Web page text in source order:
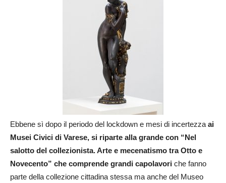
Ebbene sì dopo il periodo del lockdown e mesi di incertezza ai
Musei Civici di Varese, si riparte alla grande con “Nel
salotto del collezionista. Arte e mecenatismo tra Otto e
Novecento” che comprende grandi capolavori che fanno
parte della collezione cittadina stessa ma anche del Museo